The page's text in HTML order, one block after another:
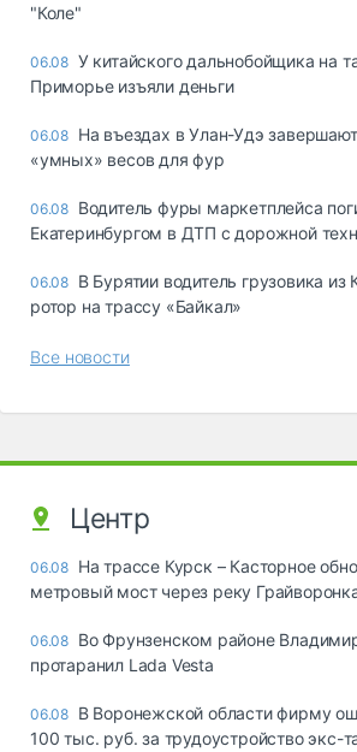
"Коле"
06.08 У китайского дальнобойщика на
Приморье изъяли деньги
06.08 Ha въeздax в Улaн-Удэ
«yмныx» вecoв для фyp
06.08 Водитель фуры маркетплейса
Екатеринбургом в ДТП с дорожной
06.08 В Бурятии водитель грузовика из
ротор на трассу «Байкал»
Все новости
Центр
06.08 На трассе Курск – Касторное
метровый мост через реку
06.08 Во Фрунзенском районе
протаранил Lada Vesta
06.08 В Воронежской области фирму
100 тыс. руб. за трудоустройство экс-